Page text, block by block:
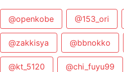
@openkobe @153_ori
@zakkisya @bbnokko
@kt_5120 @chi_fuyu99